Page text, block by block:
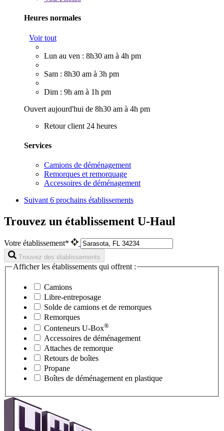
Heures normales
Voir tout
Lun au ven : 8h30 am à 4h pm
Sam : 8h30 am à 3h pm
Dim : 9h am à 1h pm
Ouvert aujourd'hui de 8h30 am à 4h pm
Retour client 24 heures
Services
Camions de déménagement
Remorques et remorquage
Accessoires de déménagement
Suivant 6 prochains établissements
Trouvez un établissement U-Haul
Votre établissement*
Trouvez des établissements
Afficher les établissements qui offrent :
Camions
Libre-entreposage
Solde de camions et de remorques
Remorques
Conteneurs U-Box®
Accessoires de déménagement
Attaches de remorque
Retours de boîtes
Propane
Boîtes de déménagement en plastique